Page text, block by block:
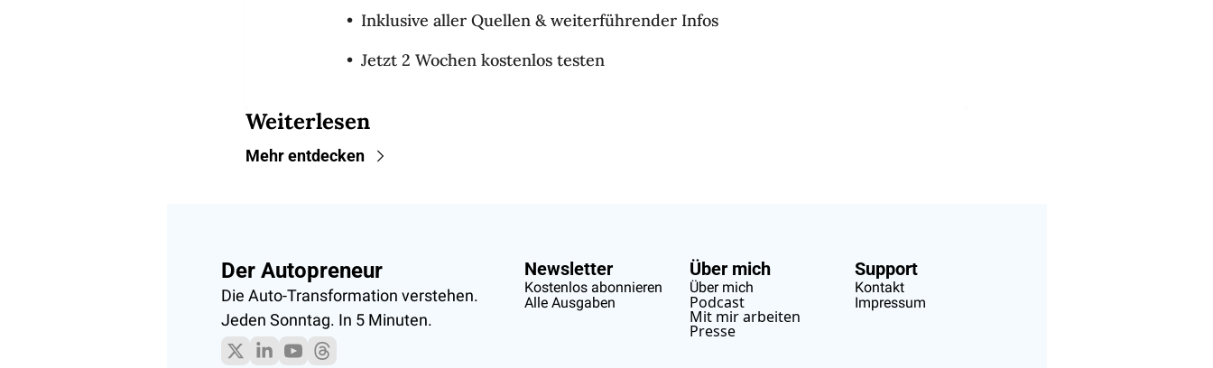
Inklusive aller Quellen & weiterführender Infos
Jetzt 2 Wochen kostenlos testen
Weiterlesen
Mehr entdecken
Der Autopreneur
Die Auto-Transformation verstehen.
Jeden Sonntag. In 5 Minuten.
Newsletter
Kostenlos abonnieren
Alle Ausgaben
Über mich
Über mich
Podcast
Mit mir arbeiten
Presse
Support
Kontakt
Impressum